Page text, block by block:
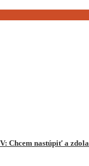
Chcem nastúpiť a